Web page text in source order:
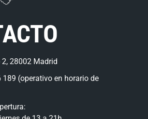
2, 28002 Madrid
189 (operativo en horario de